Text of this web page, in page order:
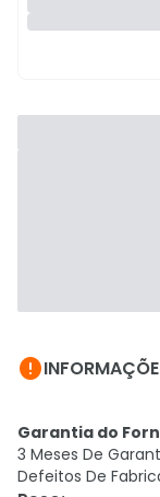

Garantia do
3 Meses De
Defeitos De